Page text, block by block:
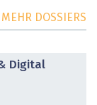
DOSSIERS
Digital